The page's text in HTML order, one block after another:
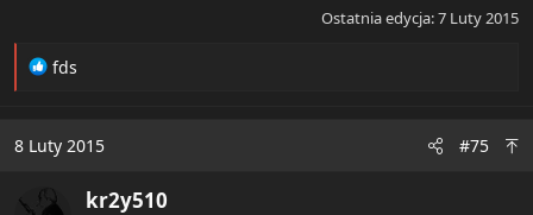
Ostatnia edycja:7 Luty 2015
R
t
o
fds
8 Luty 2015 #75
kr2y510